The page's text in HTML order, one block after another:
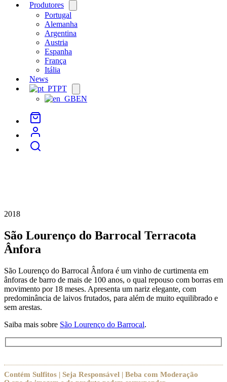
Produtores
menu
Portugal
Alemanha
Argentina
Austria
Espanha
França
Itália
News
PT
menu
EN
2018
São Lourenço do Barrocal Terracota
Ânfora
São Lourenço do Barrocal Ânfora é um vinho de curtimenta em
ânforas de barro de mais de 100 anos, o qual repouso com borras em
movimento por 18 meses. Apresenta um nariz elegante, com
predominância de laivos frutados, para além de muito equilibrado e
sem arestas.
Saiba mais sobre São Lourenço do Barrocal.
Contém Sulfitos | Seja Responsável | Beba com Moderação